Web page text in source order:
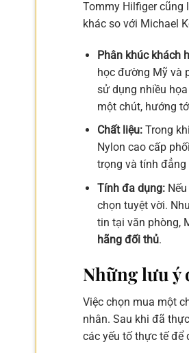
Tommy Hilfiger cũng
khác so với Michael
Phân khúc khách
học đường Mỹ và
sử dụng nhiều
một chút, hướng
Chất liệu:Trong
Nylon cao cấp
trọng và tính đẳng
Tính đa dụng:Nếu
chọn tuyệt vời.
tin tại văn phòng,
hãng đối thủ.
Những lưu ý
Việc chọn mua một
nhân. Sau khi đã
các yếu tố thực tế để